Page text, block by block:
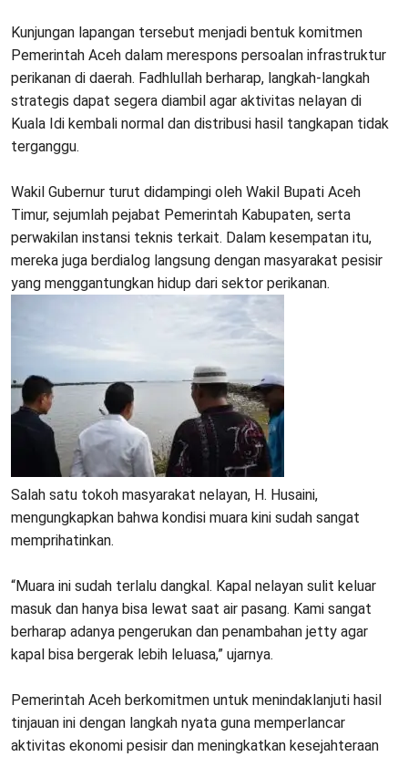
‎Kunjungan lapangan tersebut menjadi bentuk komitmen
Pemerintah Aceh dalam merespons persoalan infrastruktur
perikanan di daerah. Fadhlullah berharap, langkah-langkah
strategis dapat segera diambil agar aktivitas nelayan di
Kuala Idi kembali normal dan distribusi hasil tangkapan tidak
terganggu.
‎Wakil Gubernur turut didampingi oleh Wakil Bupati Aceh
Timur, sejumlah pejabat Pemerintah Kabupaten, serta
perwakilan instansi teknis terkait. Dalam kesempatan itu,
mereka juga berdialog langsung dengan masyarakat pesisir
yang menggantungkan hidup dari sektor perikanan.
‎Salah satu tokoh masyarakat nelayan, H. Husaini,
mengungkapkan bahwa kondisi muara kini sudah sangat
memprihatinkan.
‎“Muara ini sudah terlalu dangkal. Kapal nelayan sulit keluar
masuk dan hanya bisa lewat saat air pasang. Kami sangat
berharap adanya pengerukan dan penambahan jetty agar
kapal bisa bergerak lebih leluasa,” ujarnya.
‎Pemerintah Aceh berkomitmen untuk menindaklanjuti hasil
tinjauan ini dengan langkah nyata guna memperlancar
aktivitas ekonomi pesisir dan meningkatkan kesejahteraan